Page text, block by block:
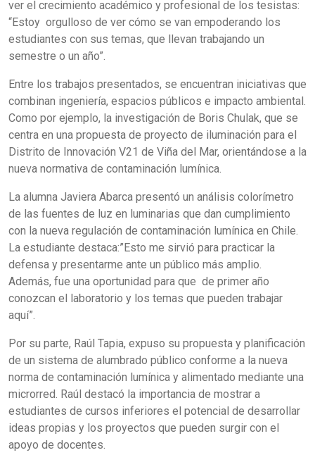
ver el crecimiento académico y profesional de los tesistas:
“Estoy orgulloso de ver cómo se van empoderando los
estudiantes con sus temas, que llevan trabajando un
semestre o un año”.
Entre los trabajos presentados, se encuentran iniciativas que
combinan ingeniería, espacios públicos e impacto ambiental.
Como por ejemplo, la investigación de Boris Chulak, que se
centra en una propuesta de proyecto de iluminación para el
Distrito de Innovación V21 de Viña del Mar, orientándose a la
nueva normativa de contaminación lumínica.
La alumna Javiera Abarca presentó un análisis colorímetro
de las fuentes de luz en luminarias que dan cumplimiento
con la nueva regulación de contaminación lumínica en Chile.
La estudiante destaca:”Esto me sirvió para practicar la
defensa y presentarme ante un público más amplio.
Además, fue una oportunidad para que de primer año
conozcan el laboratorio y los temas que pueden trabajar
aquí”.
Por su parte, Raúl Tapia, expuso su propuesta y planificación
de un sistema de alumbrado público conforme a la nueva
norma de contaminación lumínica y alimentado mediante una
microrred. Raúl destacó la importancia de mostrar a
estudiantes de cursos inferiores el potencial de desarrollar
ideas propias y los proyectos que pueden surgir con el
apoyo de docentes.